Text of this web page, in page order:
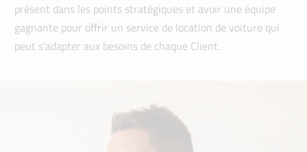
présent dans les points stratégiques et avoir une équipe
gagnante pour offrir un service de location de voiture qui
peut s’adapter aux besoins de chaque Client.